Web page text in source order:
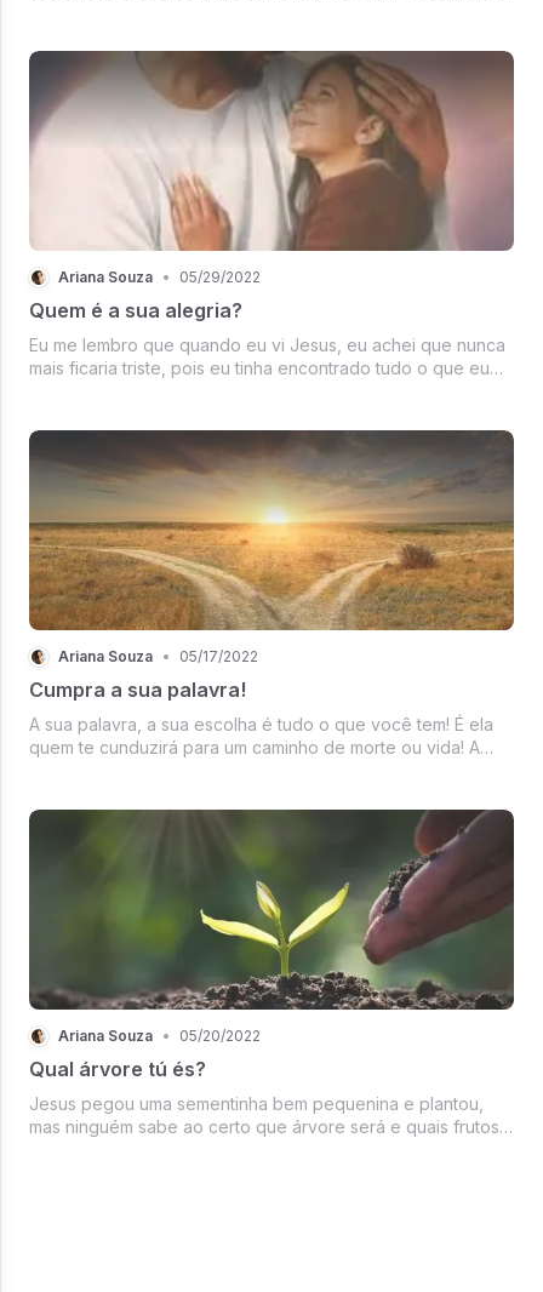
Ariana Souza • 05/29/2022
Quem é a sua alegria?
Eu me lembro que quando eu vi Jesus, eu achei que nunca
mais ficaria triste, pois eu tinha encontrado tudo o que eu
me saciar e...
Ariana Souza • 05/17/2022
Cumpra a sua palavra!
A sua palavra, a sua escolha é tudo o que você tem! É ela
quem te cunduzirá para um caminho de morte ou vida! A
sabedoria para fazermos...
Ariana Souza • 05/20/2022
Qual árvore tú és?
Jesus pegou uma sementinha bem pequenina e plantou,
mas ninguém sabe ao certo que árvore será e quais frutos